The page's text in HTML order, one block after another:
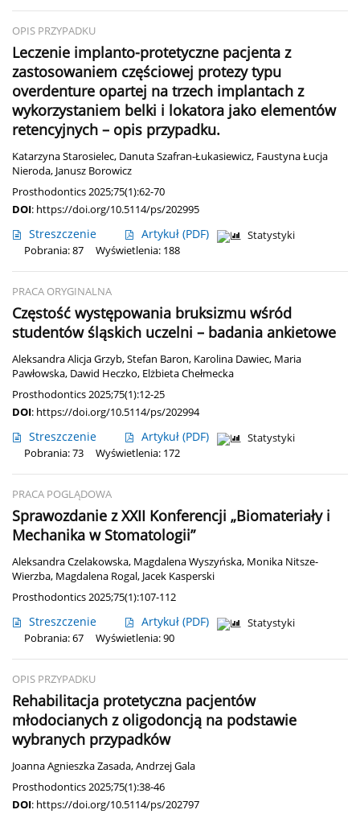
OPIS PRZYPADKU
Leczenie implanto-protetyczne pacjenta z
zastosowaniem częściowej protezy typu
overdenture opartej na trzech implantach z
wykorzystaniem belki i lokatora jako elementów
retencyjnych – opis przypadku.
Katarzyna Starosielec, Danuta Szafran-Łukasiewicz, Faustyna Łucja
Nieroda, Janusz Borowicz
Prosthodontics 2025;75(1):62-70
DOI: https://doi.org/10.5114/ps/202995
Streszczenie Artykuł (PDF)
Statystyki
Pobrania: 87
Wyświetlenia: 188
PRACA ORYGINALNA
Częstość występowania bruksizmu wśród
studentów śląskich uczelni – badania ankietowe
Aleksandra Alicja Grzyb,Stefan Baron, Karolina Dawiec, Maria
Pawłowska, Dawid Heczko, Elżbieta Chełmecka
Prosthodontics 2025;75(1):12-25
DOI: https://doi.org/10.5114/ps/202994
Streszczenie Artykuł (PDF)
Statystyki
Pobrania: 73
Wyświetlenia: 172
PRACA POGLĄDOWA
Sprawozdanie z XXII Konferencji „Biomateriały i
Mechanika w Stomatologii”
Aleksandra Czelakowska, Magdalena Wyszyńska, Monika Nitsze-
Wierzba, Magdalena Rogal, Jacek Kasperski
Prosthodontics 2025;75(1):107-112
Streszczenie Artykuł (PDF)
Statystyki
Pobrania: 67
Wyświetlenia: 90
OPIS PRZYPADKU
Rehabilitacja protetyczna pacjentów
młodocianych z oligodoncją na podstawie
wybranych przypadków
Joanna Agnieszka Zasada,Andrzej Gala
Prosthodontics 2025;75(1):38-46
DOI: https://doi.org/10.5114/ps/202797